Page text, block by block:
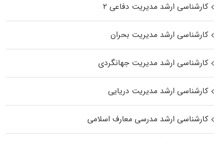
کارشناسی ارشد مدیریت دفاعی ۲
کارشناسی ارشد مدیریت بحران
کارشناسی ارشد مدیریت جهانگردی
کارشناسی ارشد مدیریت دریایی
کارشناسی ارشد مدرسی معارف اسلامی